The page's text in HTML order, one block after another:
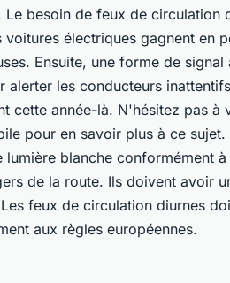
besoin de feux de circulation
électriques gagnent en
Ensuite, une forme de
les conducteurs
cette année-là. N'hésitez pas à
pour en savoir plus à ce sujet.
blanche conformément
de la route. Ils doivent avoir
feux de circulation diurnes
aux règles européennes.